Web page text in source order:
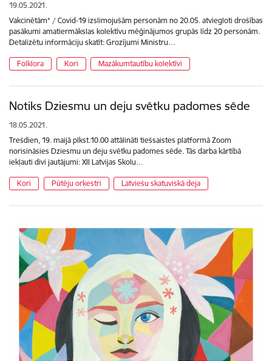
19.05.2021.
Vakcinētām* / Covid-19 izslimojušām personām no 20.05. atviegloti drošības
pasākumi amatiermākslas kolektīvu mēģinājumos grupās līdz 20 personām.
Detalizētu informāciju skatīt: Grozījumi Ministru…
Folklora Kori Mazākumtautību kolektīvi
Notiks Dziesmu un deju svētku padomes sēde
18.05.2021.
Trešdien, 19. maijā plkst.10.00 attālināti tiešsaistes platformā Zoom
norisināsies Dziesmu un deju svētku padomes sēde. Tās darba kārtībā
iekļauti divi jautājumi: XII Latvijas Skolu…
Kori Pūtēju orķestri Latviešu skatuviskā deja